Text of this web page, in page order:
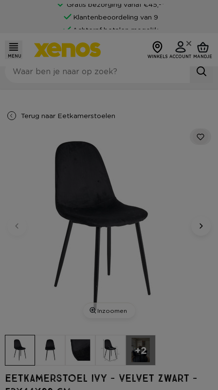
Gratis bezorging vanaf €45,-*
Klantenbeoordeling van 9
Achteraf betalen mogelijk
MENU WINKELS ACCOUNT MANDJE
Terug naar Eetkamerstoelen
Inzoomen
+2
Eetkamerstoel Ivy - velvet zwart -